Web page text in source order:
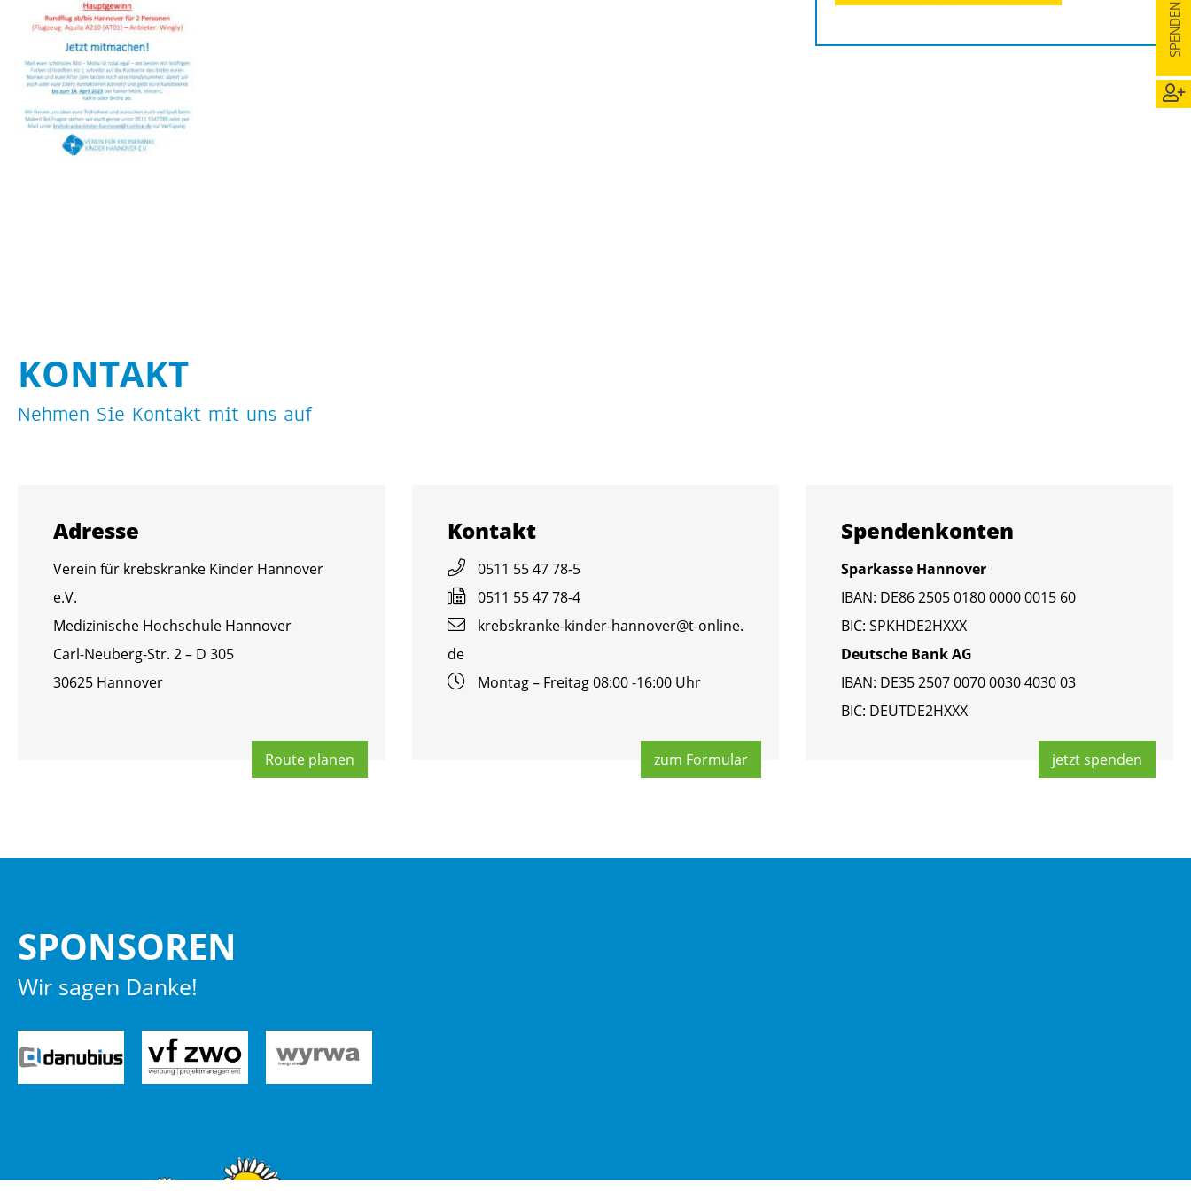
BRÜ­CKEN­TEAM
VER­AN­STAL­TUN­GEN
MUT­PER­LEN
WALD­PI­RA­TEN
KON­TAKT
Neh­men Sie Kon­takt mit uns auf
Adres­se
Ver­ein für krebs­kran­ke Kin­der Han­no­ver
e.V.
Me­di­zi­ni­sche Hoch­schu­le Han­no­ver
Carl-Neu­berg-Str. 2 – D 305
30625 Han­no­ver
Route pla­nen
Kon­takt
0511 55 47 78-5
0511 55 47 78-4
krebs­kran­ke-kin­der-han­no­ver@​t-​online.​
de
Mon­tag – Frei­tag 08:00 -16:00 Uhr
zum For­mu­lar
Spen­den­kon­ten
Spar­kas­se Han­no­ver
IBAN: DE86 2505 0180 0000 0015 60
BIC: SPKHDE2HXXX
Deut­sche Bank AG
IBAN: DE35 2507 0070 0030 4030 03
BIC: DEUT­DE2HXXX
jetzt spen­den
SPON­SO­REN
Wir sagen Danke!